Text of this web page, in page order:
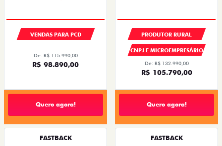
VENDAS PARA PCD
De: R$ 115.990,00
R$ 98.890,00
Quero agora!
PRODUTOR RURAL
CNPJ E MICROEMPRESÁRIO
De: R$ 132.990,00
R$ 105.790,00
Quero agora!
FASTBACK FASTBACK